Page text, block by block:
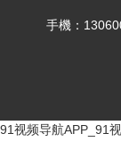
手機：
91视频导航APP_91